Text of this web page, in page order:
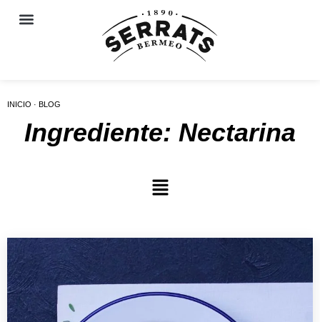
INICIO · BLOG
Ingrediente: Nectarina